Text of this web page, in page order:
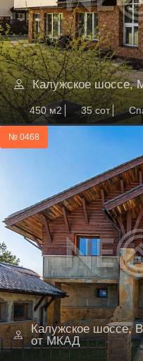
Калужское шоссе,
450 м2 35 сот
№ 0468
Калужское шоссе,
от МКАД